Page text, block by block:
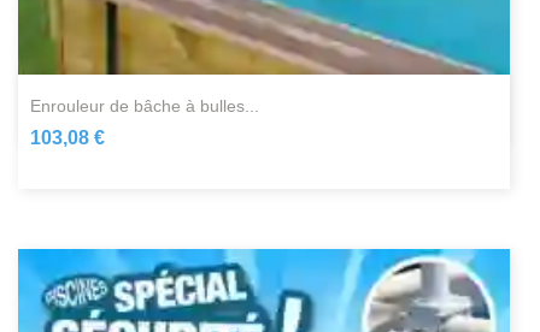
enrouleur de bâche à bulles...
103,08 €